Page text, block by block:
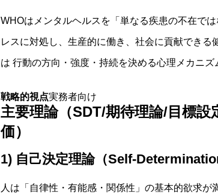
WHOはメンタルヘルスを「単なる疾患の不在で
レスに対処し、生産的に働き、社会に貢献でき
は 行動の方向・強度・持続を決める心理メカニズ
戦略的視点実務者向け
主要理論（SDT/期待理論/目標
価）
1) 自己決定理論（Self-
人は「自律性・有能感・関係性」の基本的欲求